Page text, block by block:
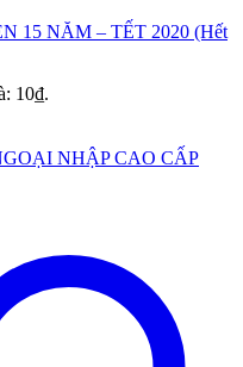
15 NĂM – TẾT 2020 (Hết
10₫.